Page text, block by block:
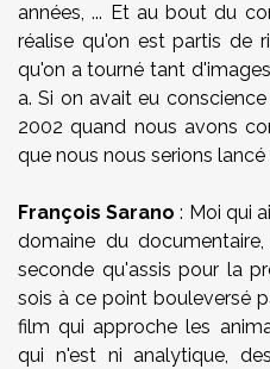
années, ... Et au bout du
réalise qu'on est partis de
qu'on a tourné tant
a. Si on avait eu
2002 quand nous avons
que nous nous serions
François Sarano: Moi qui
domaine du
seconde qu'assis pour la
sois à ce point bouleversé
film qui approche les
qui n'est ni analytique,